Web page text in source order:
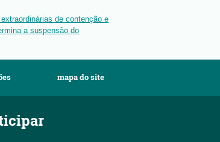
de contenção e
a suspensão do
mapa do site